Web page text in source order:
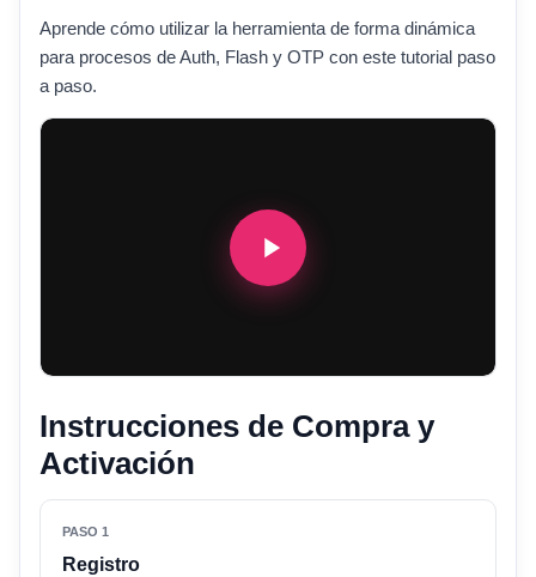
Aprende cómo utilizar la herramienta de forma dinámica
para procesos de Auth, Flash y OTP con este tutorial paso
a paso.
Instrucciones de Compra y
Activación
PASO 1
Registro